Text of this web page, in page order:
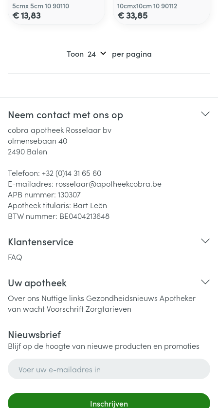
5cmx 5cm 10 90110
€ 13,83
10cmx10cm 10 90112
€ 33,85
Toon per pagina
Neem contact met ons op
cobra apotheek Rosselaar bv
olmensebaan 40
2490 Balen
Telefoon: +32 (0)14 31 65 60
E-mailadres: rosselaar@apotheekcobra.be
APB nummer: 130307
Apotheek titularis: Bart Leën
BTW nummer: BE0404213648
Klantenservice
FAQ
Uw apotheek
Over ons Nuttige links Gezondheidsnieuws Apotheker
van wachtVoorschriftZorgtarieven
Nieuwsbrief
Blijf op de hoogte van nieuwe producten en promoties
Inschrijven